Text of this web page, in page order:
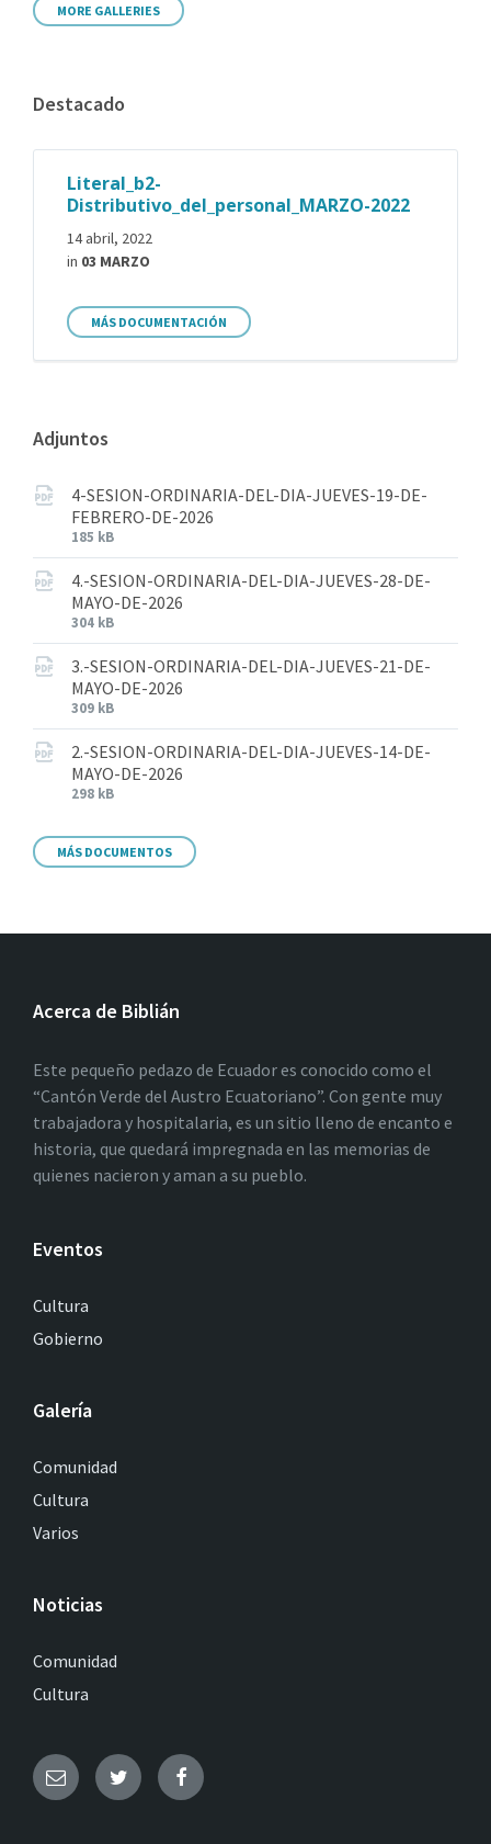
MORE GALLERIES
Destacado
Literal_b2-
Distributivo_del_personal_MARZO-2022
14 abril, 2022
in 03 MARZO
MÁS DOCUMENTACIÓN
Adjuntos
4-SESION-ORDINARIA-DEL-DIA-JUEVES-19-DE-
FEBRERO-DE-2026
185 kB
4.-SESION-ORDINARIA-DEL-DIA-JUEVES-28-DE-
MAYO-DE-2026
304 kB
3.-SESION-ORDINARIA-DEL-DIA-JUEVES-21-DE-
MAYO-DE-2026
309 kB
2.-SESION-ORDINARIA-DEL-DIA-JUEVES-14-DE-
MAYO-DE-2026
298 kB
MÁS DOCUMENTOS
Acerca de Biblián
Este pequeño pedazo de Ecuador es conocido como el
“Cantón Verde del Austro Ecuatoriano”. Con gente muy
trabajadora y hospitalaria, es un sitio lleno de encanto e
historia, que quedará impregnada en las memorias de
quienes nacieron y aman a su pueblo.
Eventos
Cultura
Gobierno
Galería
Comunidad
Cultura
Varios
Noticias
Comunidad
Cultura